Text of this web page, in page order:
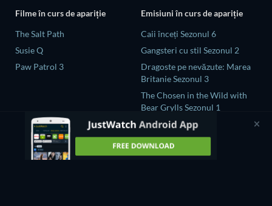
Filme în curs de apariție
The Salt Path
Susie Q
Paw Patrol 3
Emisiuni în curs de apariție
Caii înceți Sezonul 6
Gangsteri cu stil Sezonul 2
Dragoste pe nevăzute: Marea
Britanie Sezonul 3
The Chosen in the Wild with
Bear Grylls Sezonul 1
Naked and Afraid: Global
Showdown Sezonul 1